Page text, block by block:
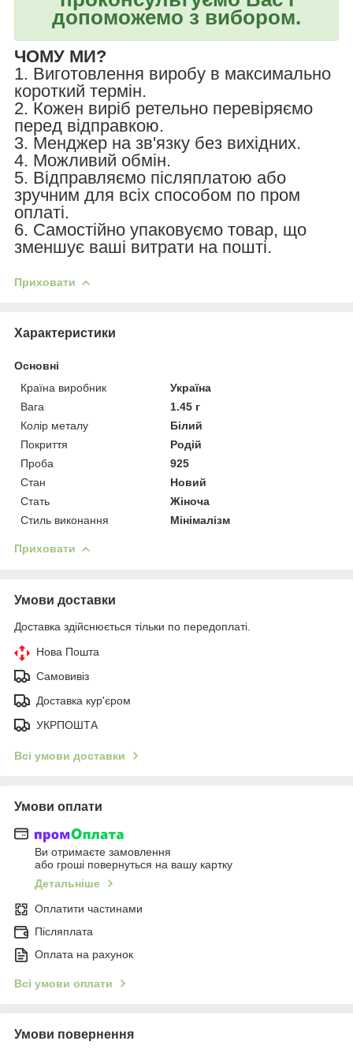
допоможемо з вибором.
ЧОМУ МИ?
1. Виготовлення виробу в максимально
короткий термін.
2. Кожен виріб ретельно перевіряємо
перед відправкою.
3. Менджер на зв'язку без вихідних.
4. Можливий обмін.
5. Відправляємо післяплатою або
зручним для всіх способом по пром
оплаті.
6. Самостійно упаковуємо товар, що
зменшує ваші витрати на пошті.
Приховати
Характеристики
Основні
Країна виробник
Україна
Вага
1.45 г
Колір металу
Білий
Покриття
Родій
Проба
925
Стан
Новий
Стать
Жіноча
Стиль виконання
Мінімалізм
Приховати
Умови доставки
Доставка здійснюється тільки по передоплаті.
Нова Пошта
Самовивіз
Доставка кур'єром
УКРПОШТА
Всі умови доставки
Умови оплати
Ви отримаєте замовлення
або гроші повернуться на вашу картку
Детальніше
Оплатити частинами
Післяплата
Оплата на рахунок
Всі умови оплати
Умови повернення